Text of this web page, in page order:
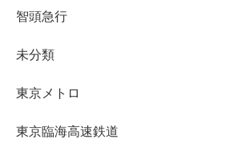
智頭急行
未分類
東京メトロ
東京臨海高速鉄道